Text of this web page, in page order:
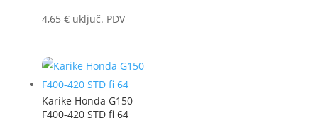
4,65 € uključ. PDV
Karike Honda G150
F400-420 STD fi 64